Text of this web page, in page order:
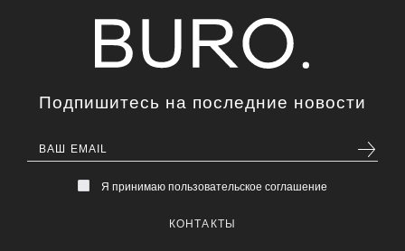
Подпишитесь на последние новости
Я принимаю пользовательское соглашение
КОНТАКТЫ